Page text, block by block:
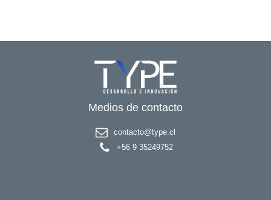
Medios de contacto
contacto@type.cl
+56 9 35249752